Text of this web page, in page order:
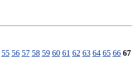
55 56 57 58 59 60 61 62 63 64 65 66 67